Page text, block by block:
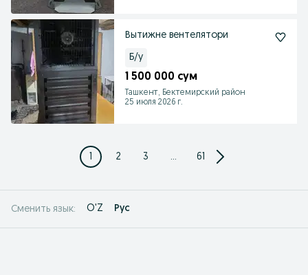
Вытижне вентелятори
Б/у
1 500 000 сум
Ташкент, Бектемирский район
25 июля 2026 г.
1 2 3 ... 61
Сменить язык: O'Z Рус